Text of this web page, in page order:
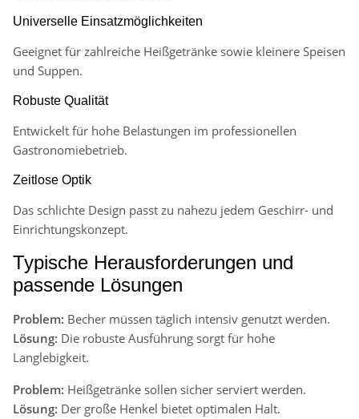
Universelle Einsatzmöglichkeiten
Geeignet für zahlreiche Heißgetränke sowie kleinere Speisen
und Suppen.
Robuste Qualität
Entwickelt für hohe Belastungen im professionellen
Gastronomiebetrieb.
Zeitlose Optik
Das schlichte Design passt zu nahezu jedem Geschirr- und
Einrichtungskonzept.
Typische Herausforderungen und
passende Lösungen
Problem: Becher müssen täglich intensiv genutzt werden.
Lösung: Die robuste Ausführung sorgt für hohe
Langlebigkeit.
Problem: Heißgetränke sollen sicher serviert werden.
Lösung: Der große Henkel bietet optimalen Halt.